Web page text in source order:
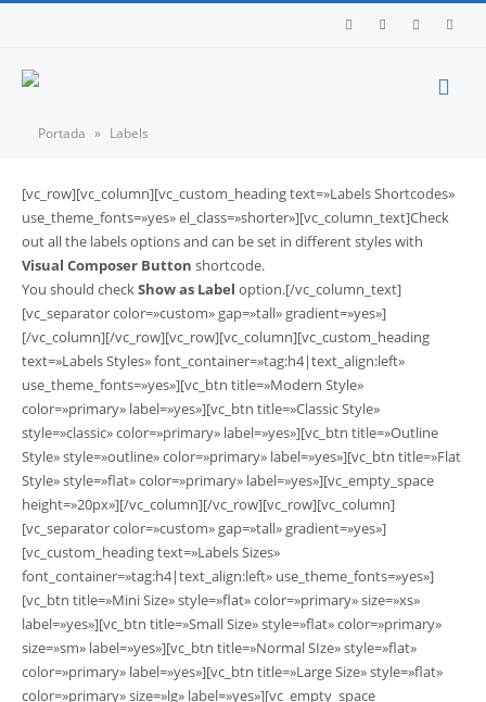
Portada » Labels
[vc_row][vc_column][vc_custom_heading text=»Labels Shortcodes»
use_theme_fonts=»yes» el_class=»shorter»][vc_column_text]Check
out all the labels options and can be set in different styles with
Visual Composer Button shortcode.
You should checkShow as Label option.[/vc_column_text]
[vc_separator color=»custom» gap=»tall» gradient=»yes»]
[/vc_column][/vc_row][vc_row][vc_column][vc_custom_heading
text=»Labels Styles» font_container=»tag:h4|text_align:left»
use_theme_fonts=»yes»][vc_btn title=»Modern Style»
color=»primary» label=»yes»][vc_btn title=»Classic Style»
style=»classic» color=»primary» label=»yes»][vc_btn title=»Outline
Style» style=»outline» color=»primary» label=»yes»][vc_btn title=»Flat
Style» style=»flat» color=»primary» label=»yes»][vc_empty_space
height=»20px»][/vc_column][/vc_row][vc_row][vc_column]
[vc_separator color=»custom» gap=»tall» gradient=»yes»]
[vc_custom_heading text=»Labels Sizes»
font_container=»tag:h4|text_align:left» use_theme_fonts=»yes»]
[vc_btn title=»Mini Size» style=»flat» color=»primary» size=»xs»
label=»yes»][vc_btn title=»Small Size» style=»flat» color=»primary»
size=»sm» label=»yes»][vc_btn title=»Normal SIze» style=»flat»
color=»primary» label=»yes»][vc_btn title=»Large Size» style=»flat»
color=»primary» size=»lg» label=»yes»][vc_empty_space